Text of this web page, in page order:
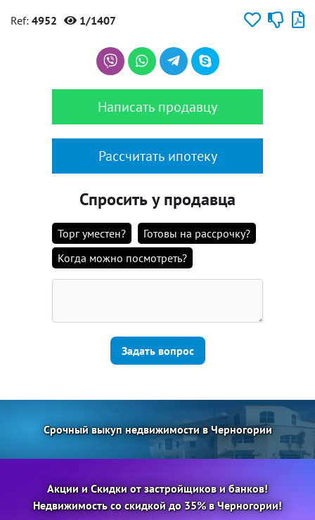
Ref: 4952 1/1407
Написать продавцу
Рассчитать ипотеку
Спросить у продавца
Торг уместен?
Готовы на рассрочку?
Когда можно посмотреть?
Задать вопрос
Срочный выкуп недвижимости в Черногории
Акции и Скидки от застройщиков и банков!
Недвижимость со скидкой до 35% в Черногории!